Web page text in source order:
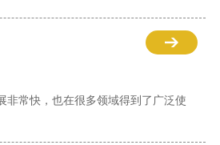
非常快，也在很多领域得到了广泛使